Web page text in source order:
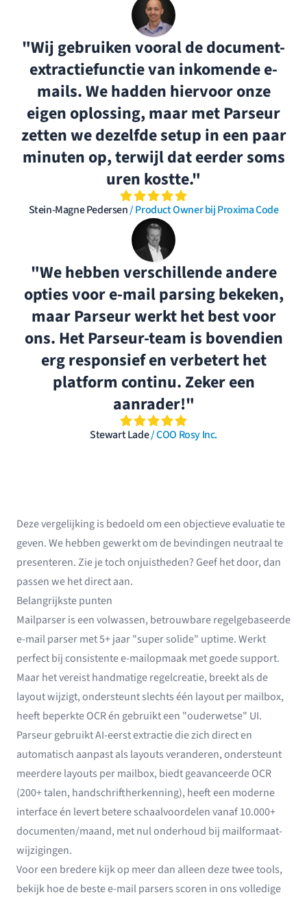
"Wij gebruiken vooral de document-
extractiefunctie van inkomende e-
mails. We hadden hiervoor onze
eigen oplossing, maar met Parseur
zetten we dezelfde setup in een paar
minuten op, terwijl dat eerder soms
uren kostte."
Stein-Magne Pedersen/ Product Owner bij Proxima Code
"We hebben verschillende andere
opties voor e-mail parsing bekeken,
maar Parseur werkt het best voor
ons. Het Parseur-team is bovendien
erg responsief en verbetert het
platform continu. Zeker een
aanrader!"
Stewart Lade/ COO Rosy Inc.
Deze vergelijking is bedoeld om een objectieve evaluatie te
geven. We hebben gewerkt om de bevindingen neutraal te
presenteren. Zie je toch onjuistheden? Geef het door, dan
passen we het direct aan.
Belangrijkste punten
Mailparser is een volwassen, betrouwbare regelgebaseerde
e-mail parser met 5+ jaar "super solide" uptime. Werkt
perfect bij consistente e-mailopmaak met goede support.
Maar het vereist handmatige regelcreatie, breekt als de
layout wijzigt, ondersteunt slechts één layout per mailbox,
heeft beperkte OCR én gebruikt een "ouderwetse" UI.
Parseur gebruikt AI-eerst extractie die zich direct en
automatisch aanpast als layouts veranderen, ondersteunt
meerdere layouts per mailbox, biedt geavanceerde OCR
(200+ talen, handschriftherkenning), heeft een moderne
interface én levert betere schaalvoordelen vanaf 10.000+
documenten/maand, met nul onderhoud bij mailformaat-
wijzigingen.
Voor een bredere kijk op meer dan alleen deze twee tools,
bekijk hoe debeste e-mail parsers scoren in ons volledige